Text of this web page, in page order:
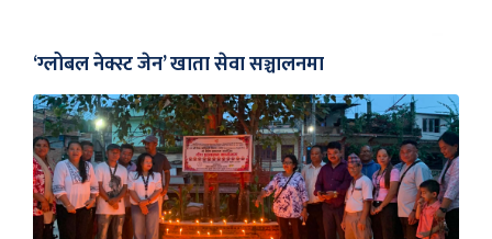
‘ग्लोबल नेक्स्ट जेन’ खाता सेवा सञ्चालनमा